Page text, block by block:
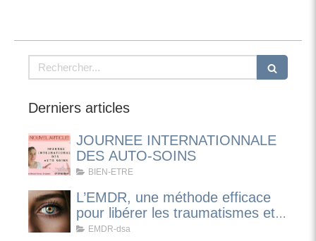
Rechercher
Derniers articles
JOURNEE INTERNATIONNALE
DES AUTO-SOINS
BIEN-ETRE
L’EMDR, une méthode efficace
pour libérer les traumatismes et
apaiser les émotions
EMDR-dsa